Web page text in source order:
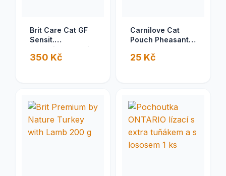
Brit Care Cat GF
Sensit.
Heal.Digest&Delic.Taste2kg
350 Kč
Carnilove Cat
Pouch Pheasant &
85g
25 Kč